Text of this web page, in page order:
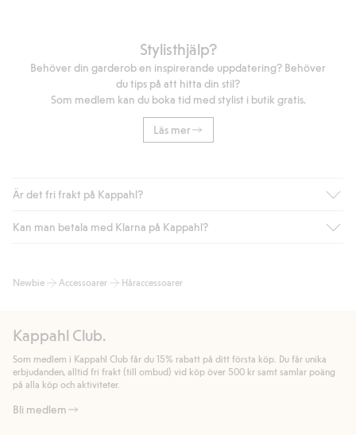
Stylisthjälp?
Behöver din garderob en inspirerande uppdatering? Behöver
du tips på att hitta din stil?
Som medlem kan du boka tid med stylist i butik gratis.
Läs mer
Är det fri frakt på Kappahl?
Är du medlem i Kappahl Club har du alltid gratis frakt till butik
automatik efter du loggat in och identifierats som medlem.
handlar för.
Läs mer
Kan man betala med Klarna på Kappahl?
bland annat faktura och swish men även andra betalningssätt.
allmänna villkor.
Läs mer
Newbie Accessoarer Håraccessoarer
Kappahl Club.
Som medlem i Kappahl Club får du 15% rabatt på ditt första köp. Du får unika
erbjudanden, alltid fri frakt (till ombud) vid köp över 500 kr samt samlar poäng
på alla köp och aktiviteter.
Bli medlem